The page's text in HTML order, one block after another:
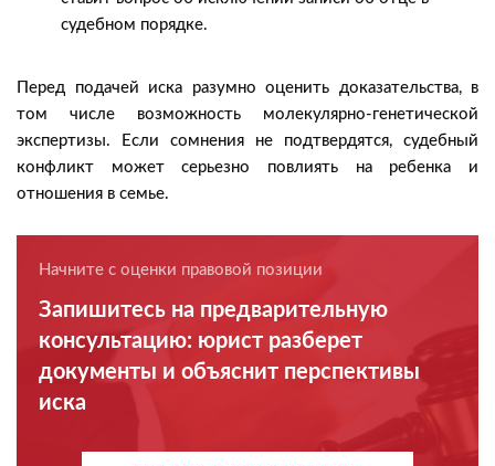
судебном порядке.
Перед подачей иска разумно оценить доказательства, в
том числе возможность молекулярно-генетической
экспертизы. Если сомнения не подтвердятся, судебный
конфликт может серьезно повлиять на ребенка и
отношения в семье.
Начните с оценки правовой позиции
Запишитесь на предварительную
консультацию: юрист разберет
документы и объяснит перспективы
иска